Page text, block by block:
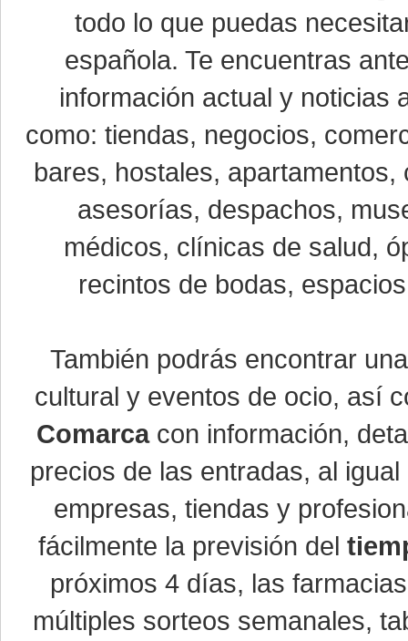
todo lo que puedas
española. Te encuentras
información actual y noticias
como: tiendas, negocios,
bares, hostales,
asesorías, despachos,
médicos, clínicas de salud,
recintos de bodas,
También podrás encontrar
cultural y eventos de ocio, así
Comarcacon información,
precios de las entradas, al
empresas, tiendas y
fácilmente la previsión del
próximos 4 días, las
múltiples sorteos semanales,